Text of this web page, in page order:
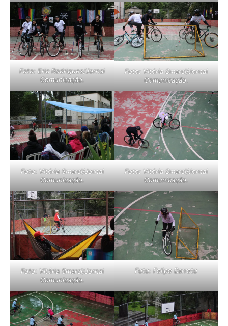
Foto: Eric Rodrigues/Jornal
Comunicação.
Foto: Vitória Smarci/Jornal
Comunicação.
Foto: Vitória Smarci/Jornal
Comunicação.
Foto: Vitória Smarci/Jornal
Comunicação.
Foto: Vitória Smarci/Jornal
Comunicação.
Foto: Felipe Barreto